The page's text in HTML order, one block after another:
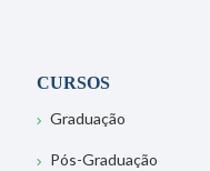
CURSOS
Graduação
Pós-Graduação